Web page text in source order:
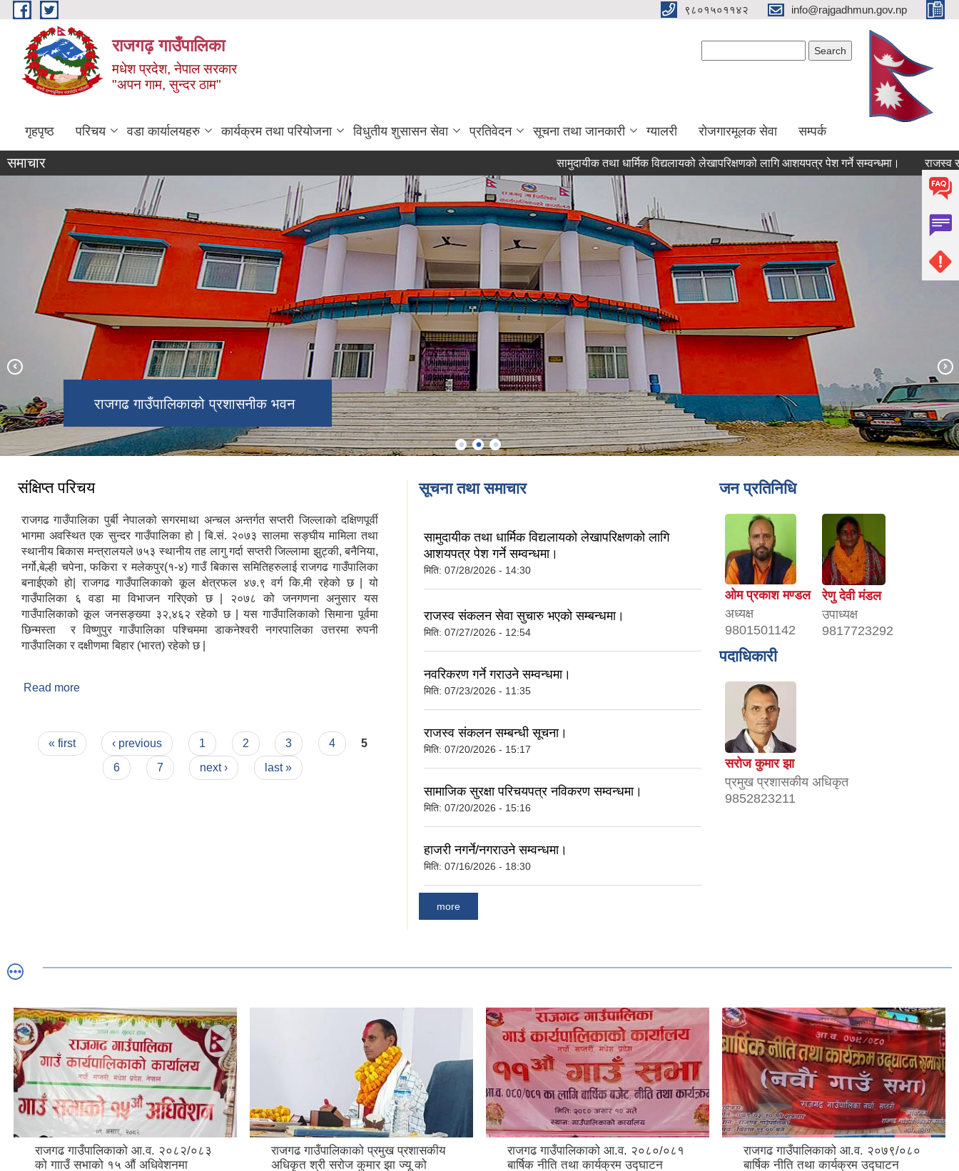
Skip to main content ९८०१५०११४२ info@rajgadhmun.gov.np
राजगढ़ गाउँपालिका
मधेश प्रदेश, नेपाल सरकार
"अपन गाम, सुन्दर ठाम"
गृहपृष्ठ परिचय वडा कार्यालयहरु कार्यक्रम तथा परियोजना विधुतीय शुसासन सेवा प्रतिवेदन सूचना तथा जानकारी ग्यालरी रोजगारमूलक सेवा सम्पर्क
समाचार सामुदायीक तथा धार्मिक विद्यलायको लेखापरिक्षणको लागि आशयपत्र पेश गर्ने सम्वन्धमा। राजस्व संकलन
राजगढ गाउँपालिका हुँदै बगेको नहर
राजगढ गाउँपालिकाको प्रशासनीक भवन
रामजानकी मन्दिर तथा शनी मन्दिर
संक्षिप्त परिचय
राजगढ गाउँपालिका पुर्बी नेपालको सगरमाथा अन्चल अन्तर्गत सप्तरी जिल्लाको दक्षिणपूर्वी
भागमा अवस्थित एक सुन्दर गाउँपालिका हो | बि.सं. २०७३ सालमा सङ्घीय मामिला तथा
स्थानीय बिकास मन्त्रालयले ७५३ स्थानीय तह लागु गर्दा सप्तरी जिल्लामा झुट्की, बनैनिया,
नर्गो,बेल्ही चपेना, फकिरा र मलेकपुर(१-४) गाउँ बिकास समितिहरुलाई राजगढ गाउँपालिका
बनाईएको हो| राजगढ गाउँपालिकाको कूल क्षेत्रफल ४७.९ वर्ग कि.मी रहेको छ | यो
गाउँपालिका ६ वडा मा विभाजन गरिएको छ | २०७८ को जनगणना अनुसार यस
गाउँपालिकाको कूल जनसङ्ख्या ३२,४६२ रहेको छ | यस गाउँपालिकाको सिमाना पूर्वमा
छिन्मस्ता र विष्णुपुर गाउँपालिका पश्चिममा डाकनेश्वरी नगरपालिका उत्तरमा रुपनी
गाउँपालिका र दक्षीणमा बिहार (भारत) रहेको छ |
Read more
Pages
« first ‹ previous 1 2 3 4
5
6
7 next › last »
सूचना तथा समाचार
सामुदायीक तथा धार्मिक विद्यलायको लेखापरिक्षणको लागि
आशयपत्र पेश गर्ने सम्वन्धमा।
मिति: 07/28/2026 - 14:30
राजस्व संकलन सेवा सुचारु भएको सम्बन्धमा।
मिति: 07/27/2026 - 12:54
नवरिकरण गर्ने गराउने सम्वन्धमा।
मिति: 07/23/2026 - 11:35
राजस्व संकलन सम्बन्धी सूचना।
मिति: 07/20/2026 - 15:17
सामाजिक सुरक्षा परिचयपत्र नविकरण सम्वन्धमा।
मिति: 07/20/2026 - 15:16
हाजरी नगर्ने/नगराउने सम्वन्धमा।
मिति: 07/16/2026 - 18:30
more
जन प्रतिनिधि
ओम प्रकाश मण्डल
अध्यक्ष
9801501142
रेणु देवी मंडल
उपाध्यक्ष
9817723292
पदाधिकारी
सरोज कुमार झा
प्रमुख प्रशासकीय अधिकृत
9852823211
राजगढ गाउँपालिकाको आ.व. २०८२/०८३
को गााउँ सभाको १५ औं अधिवेशनमा
राजगढ गाउँपालिकाको प्रमुख प्रशासकीय
अधिकृत श्री सरोज कुमार झा ज्यू को
राजगढ गाउँपालिकाको आ.व. २०८०/०८१
बार्षिक नीति तथा कार्यक्रम उद्घाटन
राजगढ गाउँपालिकाको आ.व. २०७९/०८०
बार्षिक नीति तथा कार्यक्रम उद्घाटन